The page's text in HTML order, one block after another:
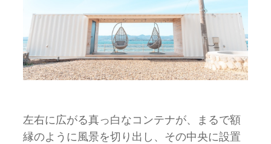
左右に広がる真っ白なコンテナが、まるで額
縁のように風景を切り出し、その中央に設置